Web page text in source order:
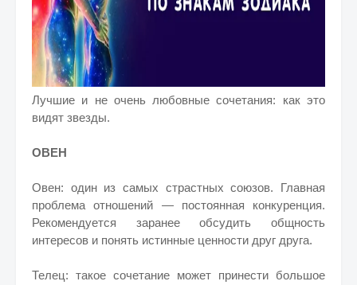
Лучшие и не очень любовные сочетания: как это
видят звезды.
ОВЕН
Овен: один из самых страстных союзов. Главная
проблема отношений — постоянная конкуренция.
Рекомендуется заранее обсудить общность
интересов и понять истинные ценности друг друга.
Телец: такое сочетание может принести большое